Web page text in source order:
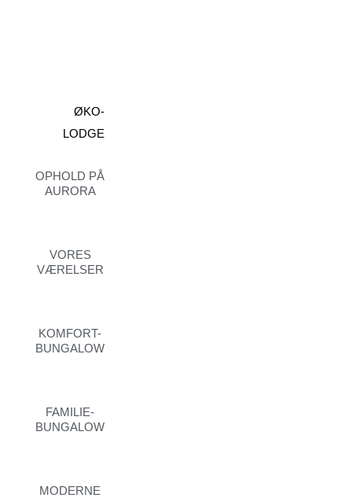
ØKO-
LODGE
OPHOLD PÅ
AURORA
VORES
VÆRELSER
KOMFORT-
BUNGALOW
FAMILIE-
BUNGALOW
MODERNE